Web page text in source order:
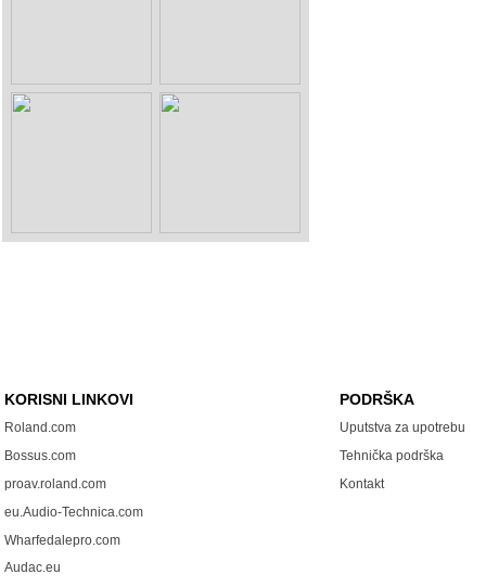
KORISNI LINKOVI
Roland.com
Bossus.com
proav.roland.com
eu.Audio-Technica.com
Wharfedalepro.com
Audac.eu
PODRŠKA
Uputstva za upotrebu
Tehnička podrška
Kontakt